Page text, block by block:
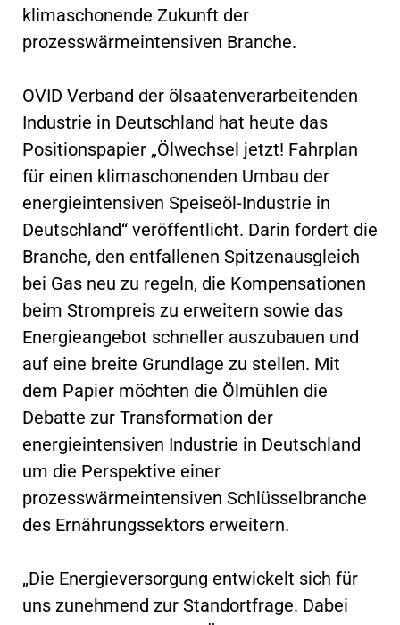
klimaschonende Zukunft der
prozesswärmeintensiven Branche.
OVID Verband der ölsaatenverarbeitenden
Industrie in Deutschland hat heute das
Positionspapier „Ölwechsel jetzt! Fahrplan
für einen klimaschonenden Umbau der
energieintensiven Speiseöl-Industrie in
Deutschland“ veröffentlicht. Darin fordert die
Branche, den entfallenen Spitzenausgleich
bei Gas neu zu regeln, die Kompensationen
beim Strompreis zu erweitern sowie das
Energieangebot schneller auszubauen und
auf eine breite Grundlage zu stellen. Mit
dem Papier möchten die Ölmühlen die
Debatte zur Transformation der
energieintensiven Industrie in Deutschland
um die Perspektive einer
prozesswärmeintensiven Schlüsselbranche
des Ernährungssektors erweitern.
„Die Energieversorgung entwickelt sich für
uns zunehmend zur Standortfrage. Dabei